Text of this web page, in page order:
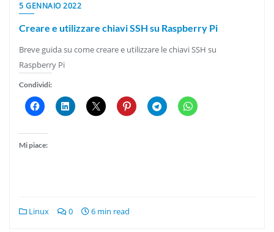
5 GENNAIO 2022
Creare e utilizzare chiavi SSH su Raspberry Pi
Breve guida su come creare e utilizzare le chiavi SSH su
Raspberry Pi
Condividi:
Mi piace:
Linux 0 6 min read